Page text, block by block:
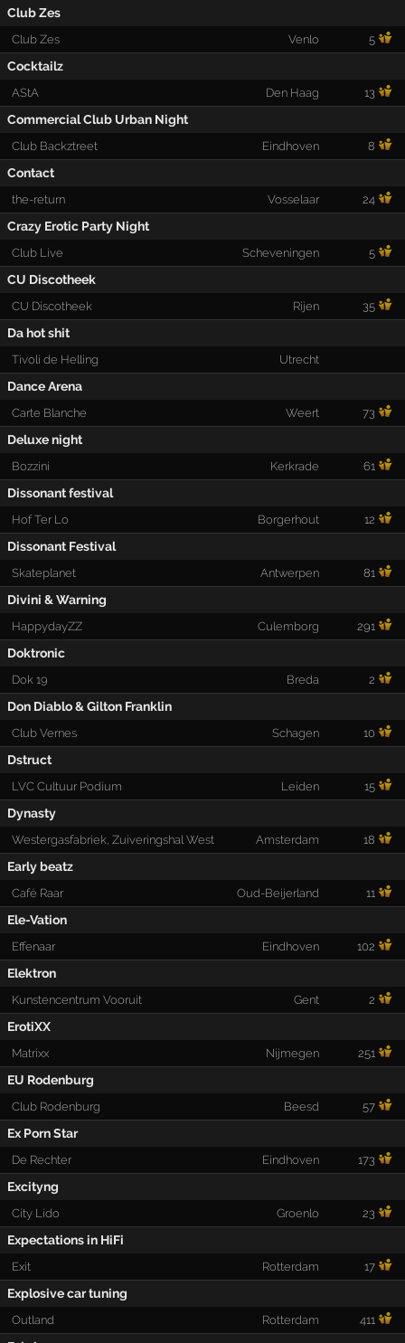
Club Zes
Club Zes Venlo 5
Cocktailz
AStA Den Haag 13
Commercial Club Urban Night
Club Backztreet Eindhoven 8
Contact
the-return Vosselaar 24
Crazy Erotic Party Night
Club Live Scheveningen 5
CU Discotheek
CU Discotheek Rijen 35
Da hot shit
Tivoli de Helling Utrecht
Dance Arena
Carte Blanche Weert 73
Deluxe night
Bozzini Kerkrade 61
Dissonant festival
Hof Ter Lo Borgerhout 12
Dissonant Festival
Skateplanet Antwerpen 81
Divini & Warning
HappydayZZ Culemborg 291
Doktronic
Dok 19 Breda 2
Don Diablo & Gilton Franklin
Club Vernes Schagen 10
Dstruct
LVC Cultuur Podium Leiden 15
Dynasty
Westergasfabriek, Zuiveringshal West Amsterdam 18
Early beatz
Café Raar Oud-Beijerland 11
Ele-Vation
Effenaar Eindhoven 102
Elektron
Kunstencentrum Vooruit Gent 2
ErotiXX
Matrixx Nijmegen 251
EU Rodenburg
Club Rodenburg Beesd 57
Ex Porn Star
De Rechter Eindhoven 173
Excityng
City Lido Groenlo 23
Expectations in HiFi
Exit Rotterdam 17
Explosive car tuning
Outland Rotterdam 411